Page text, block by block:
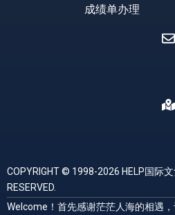
成绩单办理
COPYRIGHT © 1998-2026 HELP国际
RESERVED.
Welcome！首先感谢茫茫人海的相遇